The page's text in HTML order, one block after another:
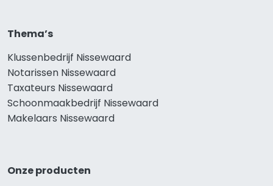
Thema’s
Klussenbedrijf Nissewaard
Notarissen Nissewaard
Taxateurs Nissewaard
Schoonmaakbedrijf Nissewaard
Makelaars Nissewaard
Onze producten